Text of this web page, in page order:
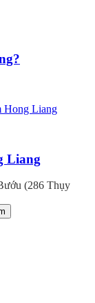
Liang
(286 Thụy